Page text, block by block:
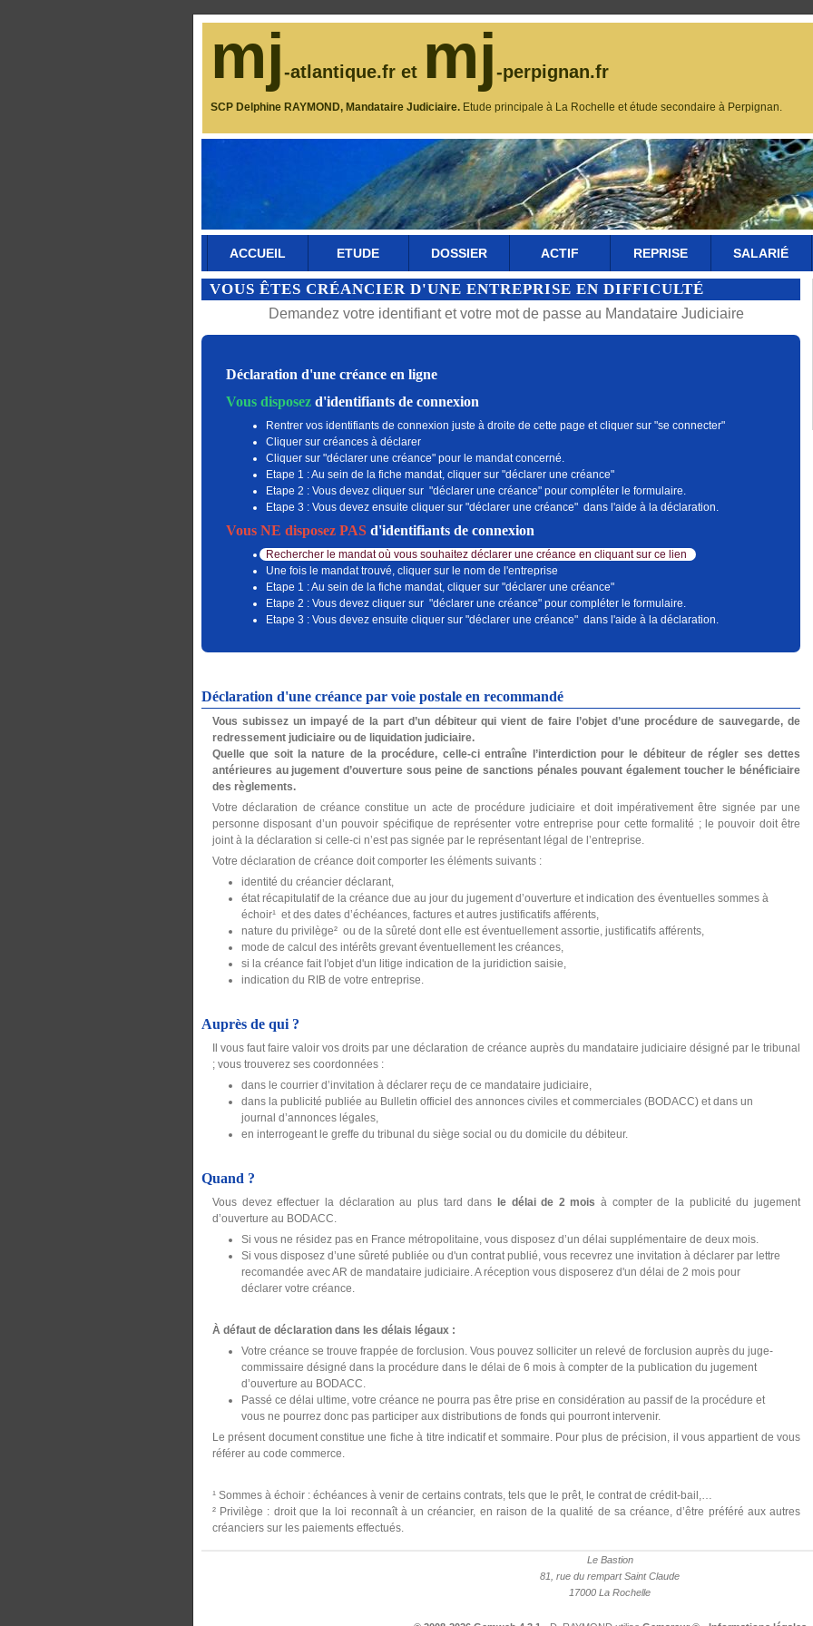
mj-atlantique.fr et mj-perpignan.fr
SCP Delphine RAYMOND, Mandataire Judiciaire. Etude principale à La Rochelle et étude secondaire à Perpignan.
ACCUEIL ETUDE DOSSIER ACTIF REPRISE SALARIÉ
VOUS ÊTES CRÉANCIER D'UNE ENTREPRISE EN DIFFICULTÉ
Demandez votre identifiant et votre mot de passe au Mandataire Judiciaire
Déclaration d'une créance en ligne
Vous disposezd'identifiants de connexion
Rentrer vos identifiants de connexion juste à droite de cette page et cliquer sur "se connecter"
Cliquer sur créances à déclarer
Cliquer sur "déclarer une créance" pour le mandat concerné.
Etape 1 : Au sein de la fiche mandat, cliquer sur "déclarer une créance"
Etape 2 : Vous devez cliquer sur "déclarer une créance" pour compléter le formulaire.
Etape 3 : Vous devez ensuite cliquer sur "déclarer une créance" dans l'aide à la déclaration.
Vous NE disposez PASd'identifiants de connexion
Rechercher le mandat où vous souhaitez déclarer une créance en cliquant sur ce lien
Une fois le mandat trouvé, cliquer sur le nom de l'entreprise
Etape 1 : Au sein de la fiche mandat, cliquer sur "déclarer une créance"
Etape 2 : Vous devez cliquer sur "déclarer une créance" pour compléter le formulaire.
Etape 3 : Vous devez ensuite cliquer sur "déclarer une créance" dans l'aide à la déclaration.
Déclaration d'une créance par voie postale en recommandé
Vous subissez un impayé de la part d’un débiteur qui vient de faire l’objet d’une procédure de sauvegarde, de
redressement judiciaire ou de liquidation judiciaire.
Quelle que soit la nature de la procédure, celle-ci entraîne l’interdiction pour le débiteur de régler ses dettes
antérieures au jugement d’ouverture sous peine de sanctions pénales pouvant également toucher le bénéficiaire
des règlements.
Votre déclaration de créance constitue un acte de procédure judiciaire et doit impérativement être signée par une
personne disposant d’un pouvoir spécifique de représenter votre entreprise pour cette formalité ; le pouvoir doit être
joint à la déclaration si celle-ci n’est pas signée par le représentant légal de l’entreprise.
Votre déclaration de créance doit comporter les éléments suivants :
identité du créancier déclarant,
état récapitulatif de la créance due au jour du jugement d’ouverture et indication des éventuelles sommes à
échoir¹ et des dates d’échéances, factures et autres justificatifs afférents,
nature du privilège² ou de la sûreté dont elle est éventuellement assortie, justificatifs afférents,
mode de calcul des intérêts grevant éventuellement les créances,
si la créance fait l'objet d'un litige indication de la juridiction saisie,
indication du RIB de votre entreprise.
Auprès de qui ?
Il vous faut faire valoir vos droits par une déclaration de créance auprès du mandataire judiciaire désigné par le tribunal
; vous trouverez ses coordonnées :
dans le courrier d’invitation à déclarer reçu de ce mandataire judiciaire,
dans la publicité publiée au Bulletin officiel des annonces civiles et commerciales (BODACC) et dans un
journal d’annonces légales,
en interrogeant le greffe du tribunal du siège social ou du domicile du débiteur.
Quand ?
Vous devez effectuer la déclaration au plus tard dans le délai de 2 mois à compter de la publicité du jugement
d’ouverture au BODACC.
Si vous ne résidez pas en France métropolitaine, vous disposez d’un délai supplémentaire de deux mois.
Si vous disposez d’une sûreté publiée ou d'un contrat publié, vous recevrez une invitation à déclarer par lettre
recomandée avec AR de mandataire judiciaire. A réception vous disposerez d'un délai de 2 mois pour
déclarer votre créance.
À défaut de déclaration dans les délais légaux :
Votre créance se trouve frappée de forclusion. Vous pouvez solliciter un relevé de forclusion auprès du juge-
commissaire désigné dans la procédure dans le délai de 6 mois à compter de la publication du jugement
d’ouverture au BODACC.
Passé ce délai ultime, votre créance ne pourra pas être prise en considération au passif de la procédure et
vous ne pourrez donc pas participer aux distributions de fonds qui pourront intervenir.
Le présent document constitue une fiche à titre indicatif et sommaire. Pour plus de précision, il vous appartient de vous
référer au code commerce.
¹ Sommes à échoir : échéances à venir de certains contrats, tels que le prêt, le contrat de crédit-bail,…
² Privilège : droit que la loi reconnaît à un créancier, en raison de la qualité de sa créance, d’être préféré aux autres
créanciers sur les paiements effectués.
Le Bastion
81, rue du rempart Saint Claude
17000 La Rochelle